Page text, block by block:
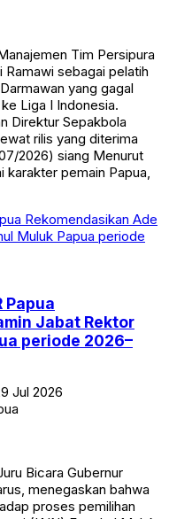
Tim Persipura
Ramawi sebagai pelatih
yang gagal
Liga I Indonesia.
Direktur Sepakbola
rilis yang diterima
2026) siang Menurut
karakter pemain Papua,
Papua
Jabat Rektor
periode 2026–
Jul 2026
Bicara Gubernur
menegaskan bahwa
proses pemilihan